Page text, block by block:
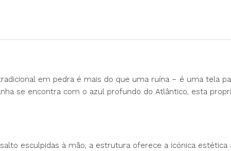
em pedra é mais do que uma ruína – é uma tela
se encontra com o azul profundo do Atlântico, esta
esculpidas à mão, a estrutura oferece a icónica estética